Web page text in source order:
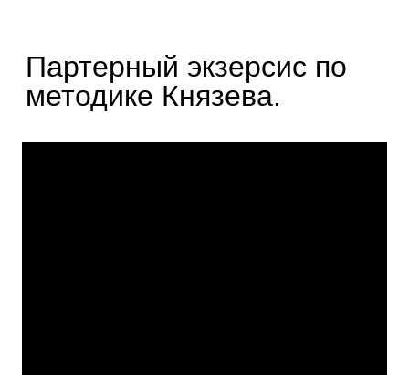
Партерный экзерсис по
методике Князева.